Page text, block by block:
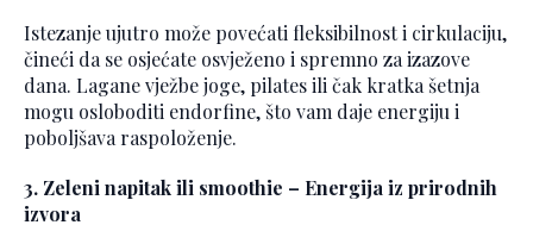
Istezanje ujutro može povećati fleksibilnost i cirkulaciju,
čineći da se osjećate osvježeno i spremno za izazove
dana. Lagane vježbe joge, pilates ili čak kratka šetnja
mogu osloboditi endorfine, što vam daje energiju i
poboljšava raspoloženje.
3. Zeleni napitak ili smoothie – Energija iz prirodnih
izvora